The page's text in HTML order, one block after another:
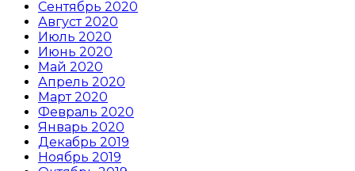
Сентябрь 2020
Август 2020
Июль 2020
Июнь 2020
Май 2020
Апрель 2020
Март 2020
Февраль 2020
Январь 2020
Декабрь 2019
Ноябрь 2019